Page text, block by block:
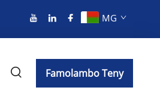
MG
Famolambo Teny